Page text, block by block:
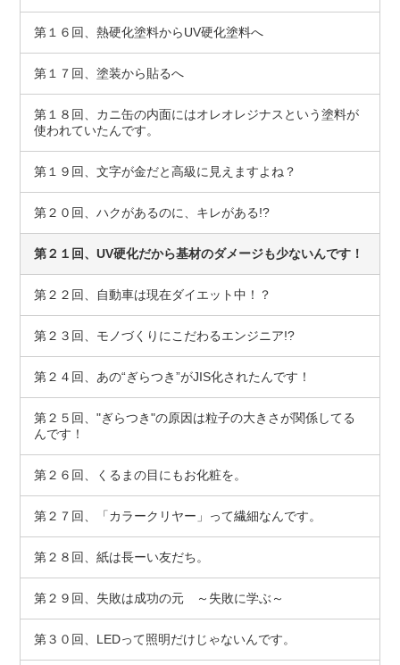
第１６回、熱硬化塗料からUV硬化塗料へ
第１７回、塗装から貼るへ
第１８回、カニ缶の内面にはオレオレジナスという塗料が
使われていたんです。
第１９回、文字が金だと高級に見えますよね？
第２０回、ハクがあるのに、キレがある!?
第２１回、UV硬化だから基材のダメージも少ないんです！
第２２回、自動車は現在ダイエット中！？
第２３回、モノづくりにこだわるエンジニア!?
第２４回、あの“ぎらつき”がJIS化されたんです！
第２５回、"ぎらつき"の原因は粒子の大きさが関係してる
んです！
第２６回、くるまの目にもお化粧を。
第２７回、「カラークリヤー」って繊細なんです。
第２８回、紙は長ーい友だち。
第２９回、失敗は成功の元 ～失敗に学ぶ～
第３０回、LEDって照明だけじゃないんです。